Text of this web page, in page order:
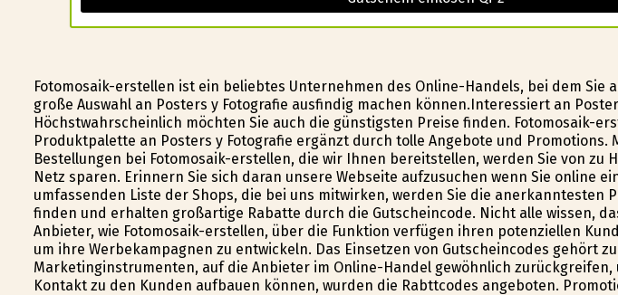
Fotomosaik-erstellen ist ein beliebtes Unternehmen des Online-Handels, bei dem Sie
große Auswahl an Posters y Fotografie ausfindig machen können.Interessiert an
Höchstwahrscheinlich möchten Sie auch die günstigsten Preise finden. Fotomosaik-
Produktpalette an Posters y Fotografie ergänzt durch tolle Angebote und Promotions.
Bestellungen bei Fotomosaik-erstellen, die wir Ihnen bereitstellen, werden Sie von zu
Netz sparen. Erinnern Sie sich daran unsere Webseite aufzusuchen wenn Sie online
umfassenden Liste der Shops, die bei uns mitwirken, werden Sie die anerkanntesten
finden und erhalten großartige Rabatte durch die Gutscheincode. Nicht alle wissen,
Anbieter, wie Fotomosaik-erstellen, über die Funktion verfügen ihren potenziellen
um ihre Werbekampagnen zu entwickeln. Das Einsetzen von Gutscheincodes gehört
Marketinginstrumenten, auf die Anbieter im Online-Handel gewöhnlich
Kontakt zu den Kunden aufbauen können, wurden die Rabttcodes angeboten.